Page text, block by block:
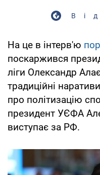
На це в інтерв'ю
поскаржився
ліги Олександр
традиційні
про політизацію
президент УЄФА
виступає за РФ.